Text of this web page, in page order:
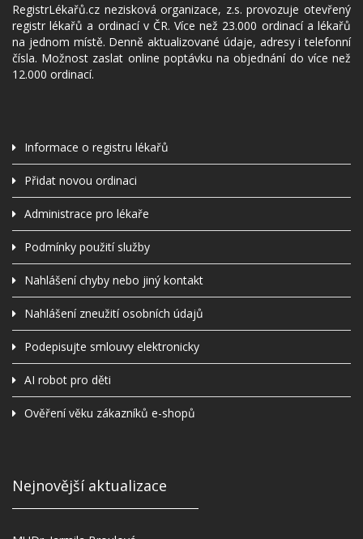
RegistrLékařů.cz nezisková organizace, z.s. provozuje otevřený
registr lékařů a ordinací v ČR. Více než 23.000 ordinací a lékařů
na jednom místě. Denně aktualizované údaje, adresy i telefonní
čísla. Možnost zaslat online poptávku na objednání do více než
12.000 ordinací.
Informace o registru lékařů
Přidat novou ordinaci
Administrace pro lékaře
Podmínky použití služby
Nahlášení chyby nebo jiný kontakt
Nahlášení zneužití osobních údajů
Podepisujte smlouvy elektronicky
AI robot pro děti
Ověření věku zákazníků e-shopů
Nejnovější aktualizace